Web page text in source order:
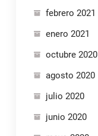
febrero 2021
enero 2021
octubre 2020
agosto 2020
julio 2020
junio 2020